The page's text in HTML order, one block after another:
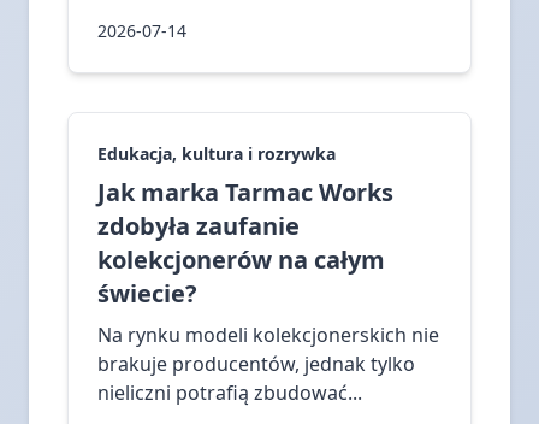
2026-07-14
Edukacja, kultura i rozrywka
Jak marka Tarmac Works
zdobyła zaufanie
kolekcjonerów na całym
świecie?
Na rynku modeli kolekcjonerskich nie
brakuje producentów, jednak tylko
nieliczni potrafią zbudować...